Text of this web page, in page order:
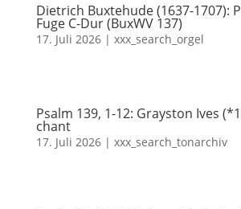
Dietrich Buxtehude (1637-1707):
Fuge C-Dur (BuxWV 137)
17. Juli 2026| xxx_search_orgel
Psalm 139, 1-12: Grayston Ives
chant
17. Juli 2026| xxx_search_tonarchiv